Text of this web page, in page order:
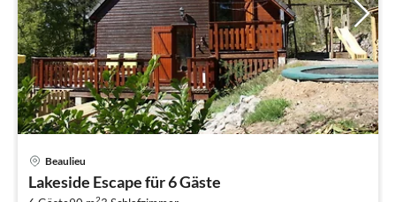
Beaulieu
Lakeside Escape für 6 Gäste
2